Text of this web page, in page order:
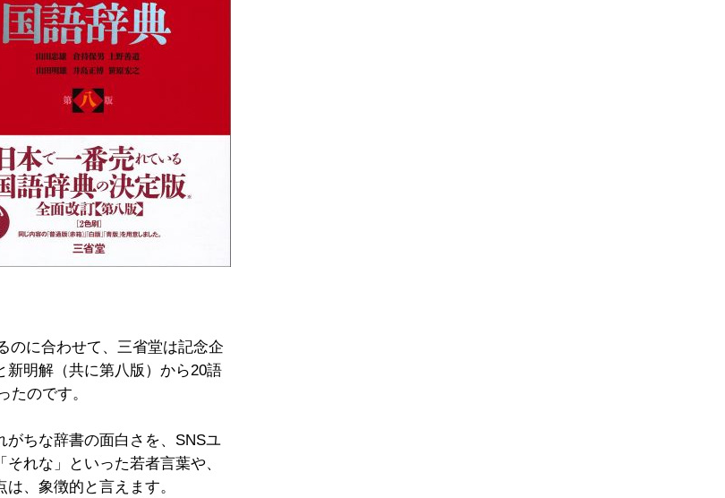
のに合わせて、三省堂は記念企
新明解（共に第八版）から20語
たのです。
ちな辞書の面白さを、SNSユ
れな」といった若者言葉や、
、象徴的と言えます。